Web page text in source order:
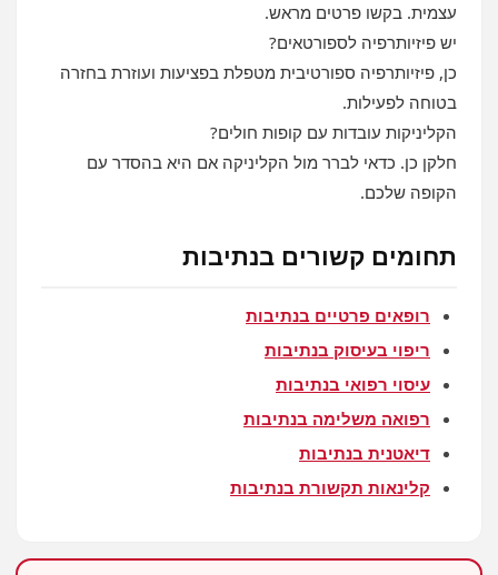
עצמית. בקשו פרטים מראש.
יש פיזיותרפיה לספורטאים?
כן, פיזיותרפיה ספורטיבית מטפלת בפציעות ועוזרת בחזרה
בטוחה לפעילות.
הקליניקות עובדות עם קופות חולים?
חלקן כן. כדאי לברר מול הקליניקה אם היא בהסדר עם
הקופה שלכם.
תחומים קשורים בנתיבות
רופאים פרטיים בנתיבות
ריפוי בעיסוק בנתיבות
עיסוי רפואי בנתיבות
רפואה משלימה בנתיבות
דיאטנית בנתיבות
קלינאות תקשורת בנתיבות